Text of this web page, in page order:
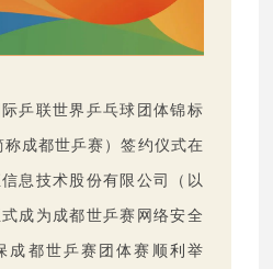
乒联世界乒乓球团体锦标
成都世乒赛）签约仪式在
息技术股份有限公司（以
成为成都世乒赛网络安全
成都世乒赛团体赛顺利举